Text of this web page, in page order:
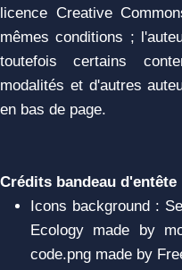
licence Creative
mêmes conditions ;
toutefois certains
modalités et d'autres
en bas de page.
Crédits bandeau d'entête
Icons background :
Ecology made by
code.png made by